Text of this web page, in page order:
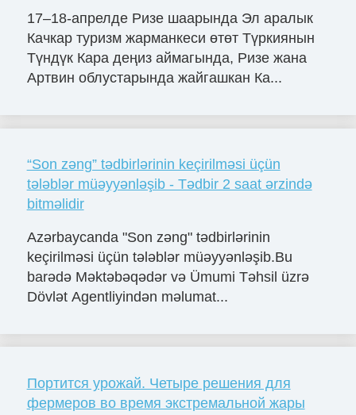
17–18-апрелде Ризе шаарында Эл аралык
Качкар туризм жарманкеси өтөт Түркиянын
Түндүк Кара деңиз аймагында, Ризе жана
Артвин облустарында жайгашкан Ка...
“Son zəng” tədbirlərinin keçirilməsi üçün
tələblər müəyyənləşib - Tədbir 2 saat ərzində
bitməlidir
Azərbaycanda "Son zəng" tədbirlərinin
keçirilməsi üçün tələblər müəyyənləşib.Bu
barədə Məktəbəqədər və Ümumi Təhsil üzrə
Dövlət Agentliyindən məlumat...
Портится урожай. Четыре решения для
фермеров во время экстремальной жары